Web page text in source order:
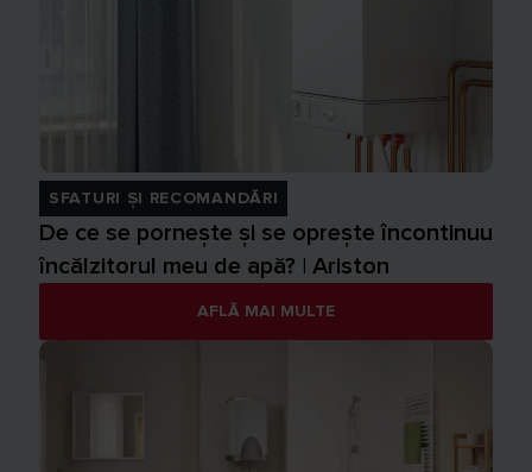
SFATURI ȘI RECOMANDĂRI
De ce se pornește și se oprește încontinuu
încălzitorul meu de apă? | Ariston
AFLĂ MAI MULTE